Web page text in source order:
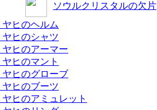
ソウルクリスタルの欠片
ヤヒのヘルム
ヤヒのシャツ
ヤヒのアーマー
ヤヒのマント
ヤヒのグローブ
ヤヒのブーツ
ヤヒのアミュレット